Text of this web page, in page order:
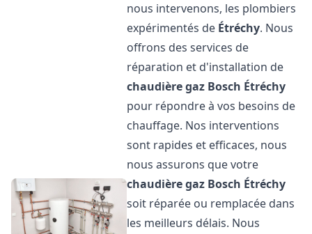
nous intervenons, les plombiers
expérimentés de Étréchy. Nous
offrons des services de
réparation et d'installation de
chaudière gaz Bosch Étréchy
pour répondre à vos besoins de
chauffage. Nos interventions
sont rapides et efficaces, nous
nous assurons que votre
chaudière gaz Bosch Étréchy
soit réparée ou remplacée dans
les meilleurs délais. Nous